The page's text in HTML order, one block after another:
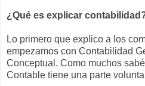
¿Qué es explicar
Lo primero que explico a los
empezamos con Contabilidad
Conceptual. Como muchos
Contable tiene una parte